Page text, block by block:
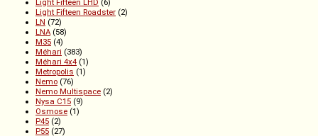
Light Fifteen Roadster (2)
LN (72)
LNA (58)
M35 (4)
Méhari (383)
Méhari 4x4 (1)
Metropolis (1)
Nemo (76)
Nemo Multispace (2)
Nysa C15 (9)
Osmose (1)
P45 (2)
P55 (27)